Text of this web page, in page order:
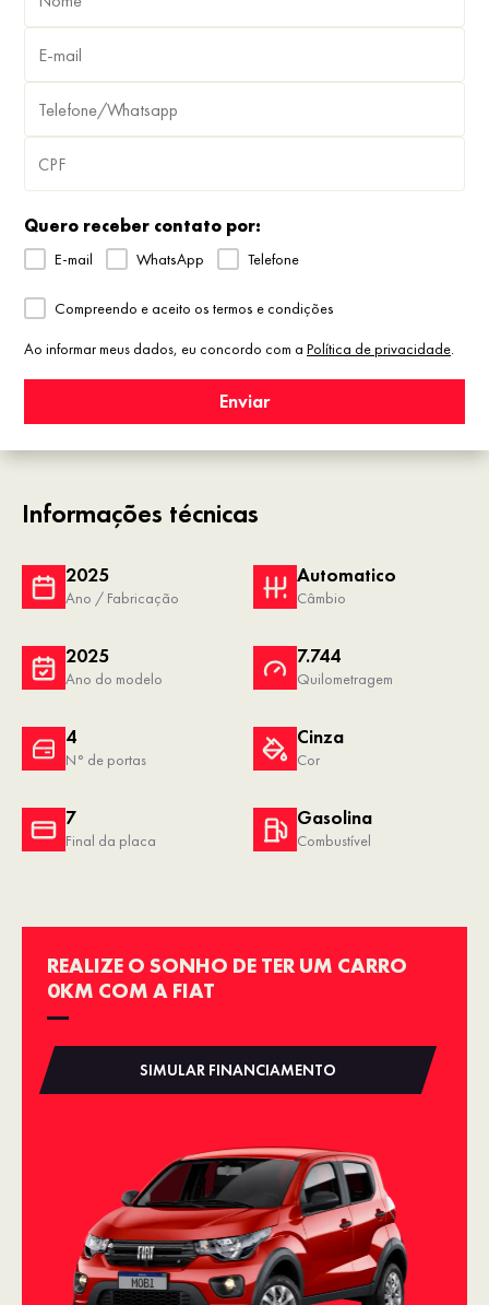
Quero receber contato por:
E-mail WhatsApp Telefone
Compreendo e aceito os termos e condições
Ao informar meus dados, eu concordo com a Política de privacidade.
Enviar
Informações técnicas
2025
Ano / Fabricação
Automatico
Câmbio
4
N° de portas
Cinza
Cor
2025
Ano do modelo
7.744
Quilometragem
7
Final da placa
Gasolina
Combustível
REALIZE O SONHO DE TER UM CARRO
0KM COM A FIAT
SIMULAR FINANCIAMENTO